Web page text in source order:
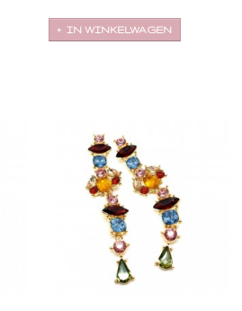
IN WINKELWAGEN